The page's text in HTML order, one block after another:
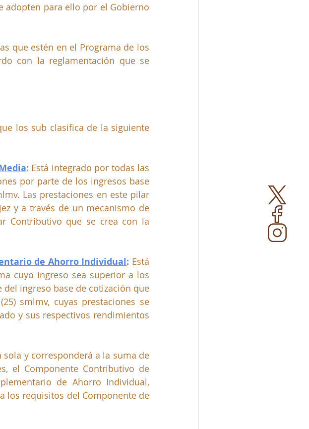
adopten para ello por el Gobierno
que estén en el Programa de los
con la reglamentación que se
los sub clasifica de la siguiente
: Está integrado por todas las
por parte de los ingresos base
Las prestaciones en este pilar
y a través de un mecanismo de
Contributivo que se crea con la
de Ahorro Individual: Está
cuyo ingreso sea superior a los
ingreso base de cotización que
smlmv, cuyas prestaciones se
y sus respectivos rendimientos
y corresponderá a la suma de
el Componente Contributivo de
de Ahorro Individual,
los requisitos del Componente de